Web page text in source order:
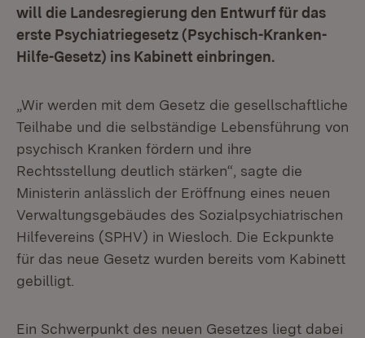
will die Landesregierung den Entwurf für das
erste Psychiatriegesetz (Psychisch-Kranken-
Hilfe-Gesetz) ins Kabinett einbringen.
„Wir werden mit dem Gesetz die gesellschaftliche
Teilhabe und die selbständige Lebensführung von
psychisch Kranken fördern und ihre
Rechtsstellung deutlich stärken“, sagte die
Ministerin anlässlich der Eröffnung eines neuen
Verwaltungsgebäudes des Sozialpsychiatrischen
Hilfevereins (SPHV) in Wiesloch. Die Eckpunkte
für das neue Gesetz wurden bereits vom Kabinett
gebilligt.
Ein Schwerpunkt des neuen Gesetzes liegt dabei